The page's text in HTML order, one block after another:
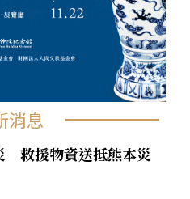
消息
救援物資送抵熊本災